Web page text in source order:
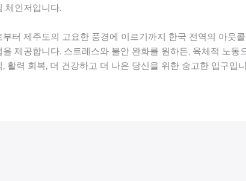
체인저입니다.
터 제주도의 고요한 풍경에 이르기까지 한국 전역의 아웃
제공합니다. 스트레스와 불안 완화를 원하든, 육체적 노
활력 회복, 더 건강하고 더 나은 당신을 위한 숭고한 입구입